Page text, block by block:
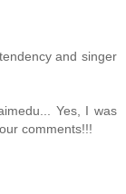
and singer
Yes, I was
comments!!!